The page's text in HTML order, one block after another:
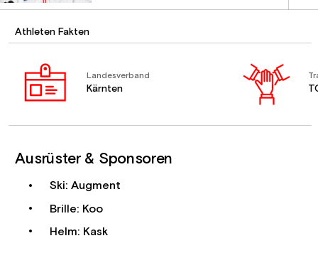
Athleten Fakten
Landesverband
Kärnten
Ausrüster & Sponsoren
Ski: Augment
Brille: Koo
Helm: Kask